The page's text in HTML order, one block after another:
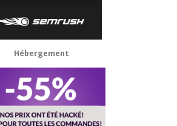
Hébergement